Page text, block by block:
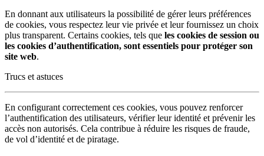
En donnant aux utilisateurs la possibilité de gérer leurs préférences
de cookies, vous respectez leur vie privée et leur fournissez un choix
plus transparent. Certains cookies, tels que les cookies de session ou
les cookies d’authentification, sont essentiels pour protéger son
site web.
Trucs et astuces
En configurant correctement ces cookies, vous pouvez renforcer
l’authentification des utilisateurs, vérifier leur identité et prévenir les
accès non autorisés. Cela contribue à réduire les risques de fraude,
de vol d’identité et de piratage.